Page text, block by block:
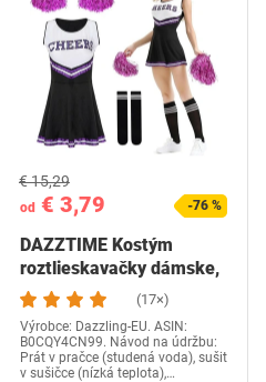
od € 3,79
€ 15,29
-76 %
DAZZTIME Kostým
roztlieskavačky dámske,
kostým…
(17×)
Výrobce: Dazzling-EU. ASIN:
B0CQY4CN99. Návod na údržbu:
Prát v pračce (studená voda), sušit
v sušičce (nízká teplota),…